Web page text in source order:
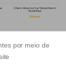
por meio de